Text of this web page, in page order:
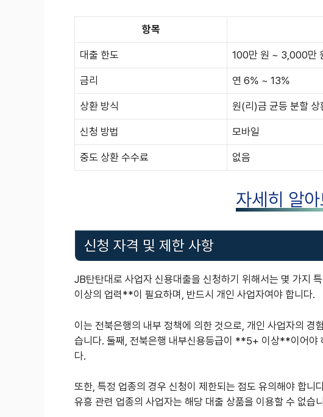
항목
대출 한도 100만 원 ~ 3,000만
금리 연 6% ~ 13%
상환 방식 원(리)금 균등 분할 상
신청 방법 모바일
중도 상환 수수료 없음
자세히 알아
신청 자격 및 제한 사항
JB탄탄대로 사업자 신용대출을 신청하기 위해서는 몇 가지
이상의 업력**이 필요하며, 반드시 개인 사업자여야 합니다.
이는 전북은행의 내부 정책에 의한 것으로, 개인 사업자의 경
습니다. 둘째, 전북은행 내부신용등급이 **5+ 이상**이어
다.
또한, 특정 업종의 경우 신청이 제한되는 점도 유의해야 합니
유흥 관련 업종의 사업자는 해당 대출 상품을 이용할 수 없습